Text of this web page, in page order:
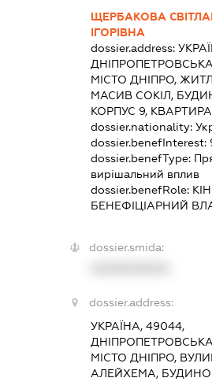
ЩЕРБАКОВА
ІГОРІВНА
dossier.address:
МІСТО ДНІПРО,
МАСИВ СОКІЛ,
КОРПУС 9,
dossier.nationality:
dossier.benefInterest:
dossier.benefType:
вирішальний вплив
dossier.benefRole:
БЕНЕФІЦІАРНИЙ
dossier.smida:
dossier.address:
УКРАЇНА, 49044,
МІСТО ДНІПРО,
АЛЕЙХЕМА,